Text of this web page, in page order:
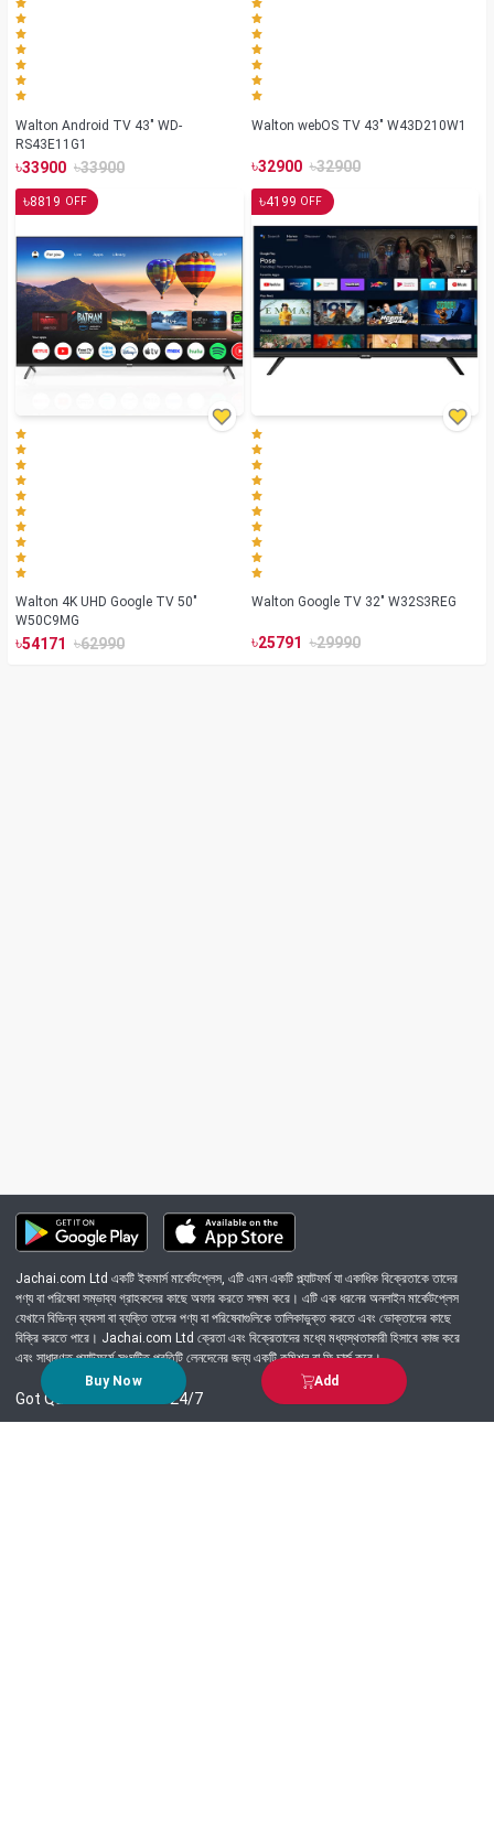
Buy Now Add
Walton Android TV 43" WD-
RS43E11G1
৳33900 ৳33900
Walton webOS TV 43" W43D210W1
৳32900 ৳32900
৳8819 OFF
Walton 4K UHD Google TV 50"
W50C9MG
৳54171 ৳62990
৳4199 OFF
Walton Google TV 32" W32S3REG
৳25791 ৳29990
Jachai.com Ltd একটি ইকমার্স মার্কেটপ্লেস, এটি এমন একটি প্ল্যাটফর্ম যা একাধিক বিক্রেতাকে তাদের
পণ্য বা পরিষেবা সম্ভাব্য গ্রাহকদের কাছে অফার করতে সক্ষম করে। এটি এক ধরনের অনলাইন মার্কেটপ্লেস
যেখানে বিভিন্ন ব্যবসা বা ব্যক্তি তাদের পণ্য বা পরিষেবাগুলিকে তালিকাভুক্ত করতে এবং ভোক্তাদের কাছে
বিক্রি করতে পারে। Jachai.com Ltd ক্রেতা এবং বিক্রেতাদের মধ্যে মধ্যস্থতাকারী হিসাবে কাজ করে
এবং সাধারণত প্ল্যাটফর্মে সংঘটিত প্রতিটি লেনদেনের জন্য একটি কমিশন বা ফি চার্জ করে।
Got Question? Call us 24/7